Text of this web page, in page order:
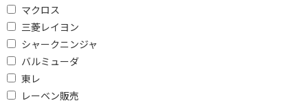
マクロス
三菱レイヨン
シャークニンジャ
バルミューダ
東レ
レーベン販売
左背面
スチーム機能で絞り込む
スチーム式